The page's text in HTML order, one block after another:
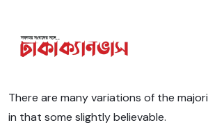
There are many variations of the
in that some slightly believable.